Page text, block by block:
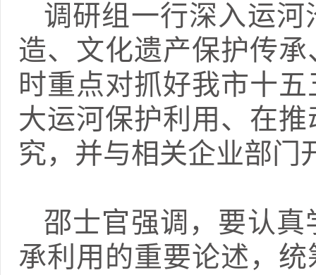
调研组一行深入运
造、文化遗产保护传
时重点对抓好我市十
大运河保护利用、在
究，并与相关企业部门
邵士官强调，要认
承利用的重要论述，